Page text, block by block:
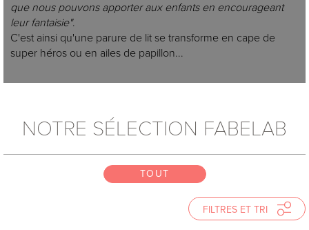
que nous pouvons apporter aux enfants en encourageant
leur fantaisie".
C'est ainsi qu'une parure de lit se transforme en cape de
super héros ou en ailes de papillon...
NOTRE SÉLECTION FABELAB
TOUT
FILTRES ET TRI